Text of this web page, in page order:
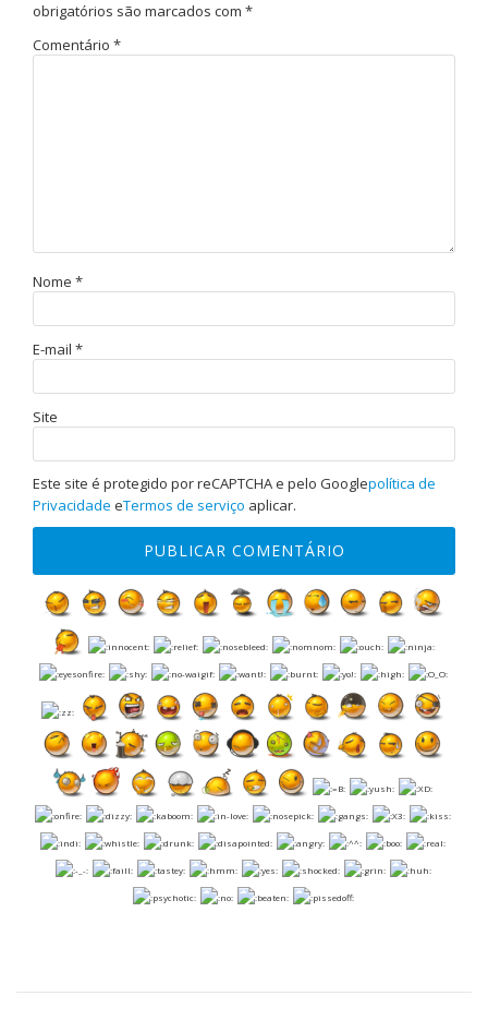
obrigatórios são marcados com *
Comentário *
Nome *
E-mail *
Site
Este site é protegido por reCAPTCHA e pelo Googlepolítica de
Privacidade eTermos de serviço aplicar.